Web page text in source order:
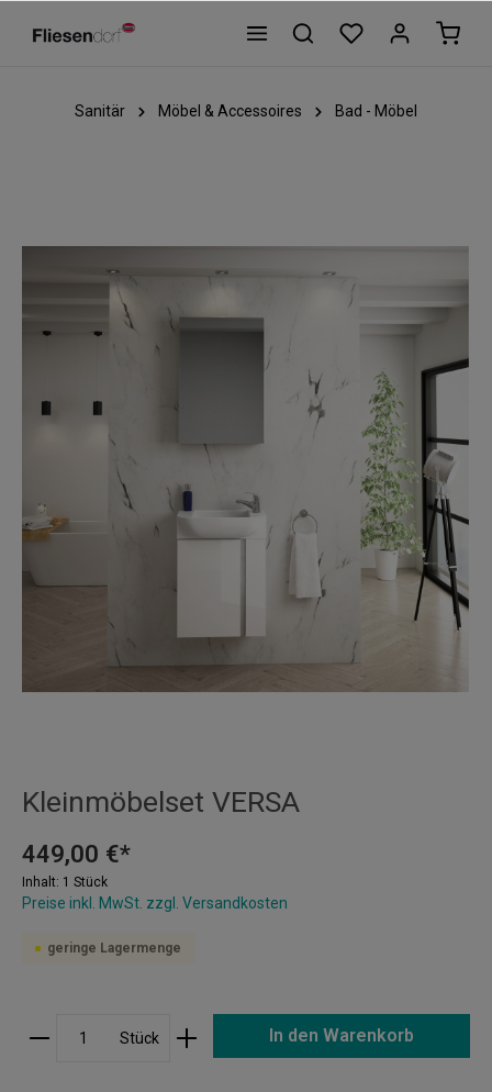
Sanitär Möbel & Accessoires Bad - Möbel
Kleinmöbelset VERSA
449,00 €*
Inhalt: 1 Stück
Preise inkl. MwSt. zzgl. Versandkosten
geringe Lagermenge
Stück In den Warenkorb